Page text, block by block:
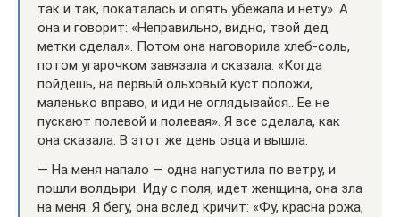
так и так, покаталась и опять убежала и нету». А
она и говорит: «Неправильно, видно, твой дед
метки сделал». Потом она наговорила хлеб-соль,
потом угарочком завязала и сказала: «Когда
пойдешь, на первый ольховый куст положи,
маленько вправо, и иди не оглядывайся.. Ее не
пускают полевой и полевая». Я все сделала, как
она сказала. В этот же день овца и вышла.
— На меня напало — одна напустила по ветру, и
пошли волдыри. Иду с поля, идет женщина, она зла
на меня. Я бегу, она вслед кричит: «Фу, красна рожа,